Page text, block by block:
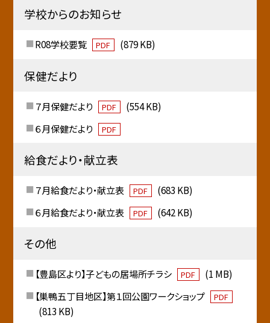
学校からのお知らせ
R08学校要覧 PDF (879 KB)
保健だより
７月保健だより PDF
(554 KB)
６月保健だより
PDF
給食だより・献立表
７月給食だより・献立表 PDF
(683 KB)
６月給食だより・献立表
PDF (642 KB)
その他
【豊島区より】子どもの居場所チラシ PDF
(1 MB)
【巣鴨五丁目地区】第１回公園ワークショップ
PDF
(813 KB)